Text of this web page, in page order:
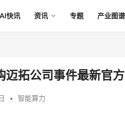
AI快讯 资讯 专题 产业图谱
拓公司事件最新官
• 智能算力